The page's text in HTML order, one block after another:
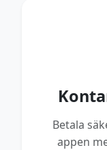
Betala
appen